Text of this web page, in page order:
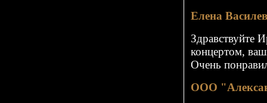
Елена
Здравствуйте
концертом,
Очень
ООО